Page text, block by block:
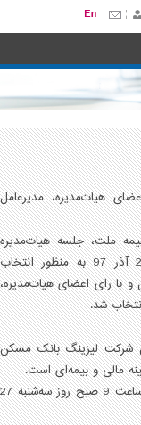
هیات‌مدیره، مدیرعامل
ملت، جلسه هیات‌مدیره
بیمه ملت روز چهارشنبه 21 آذر 97 به منظور انتخاب
با رای اعضای هیات‌مدیره،
شد.
شرکت لیزینگ بانک مسکن
مالی و بیمه‌ای است.
جلسه معارفه صلاحی‌نژاد برای مدیرعاملی بیمه ملت، ساعت 9 صبح روز سه‌شنبه 27